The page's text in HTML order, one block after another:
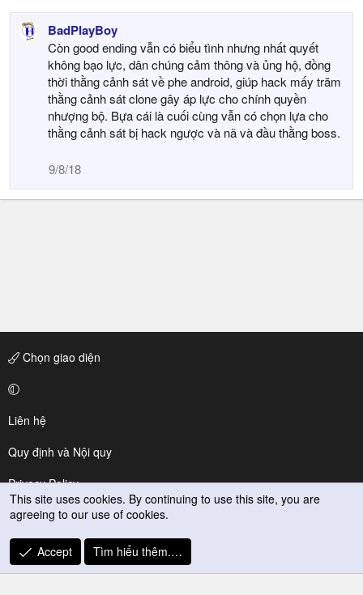
BadPlayBoy
Còn good ending vẫn có biểu tình nhưng nhất quyết
không bạo lực, dân chúng cảm thông và ủng hộ, đồng
thời thằng cảnh sát về phe android, giúp hack mấy trăm
thằng cảnh sát clone gây áp lực cho chính quyền
nhượng bộ. Bựa cái là cuối cùng vẫn có chọn lựa cho
thằng cảnh sát bị hack ngược và nã và đầu thằng boss.
9/8/18
Chọn giao diện
Liên hệ
Quy định và Nội quy
Privacy Policy
Trợ giúp
R
S
This site uses cookies. By continuing to use this site, you are
agreeing to our use of cookies.
Accept Tìm hiểu thêm.…